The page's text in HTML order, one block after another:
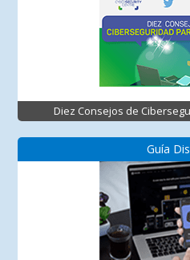
Diez Consejos de
Guía